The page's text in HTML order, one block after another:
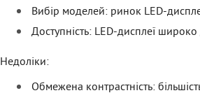
Вибір моделей: ринок LED-
Доступність: LED-дисплеї
Недоліки:
Обмежена контрастність: